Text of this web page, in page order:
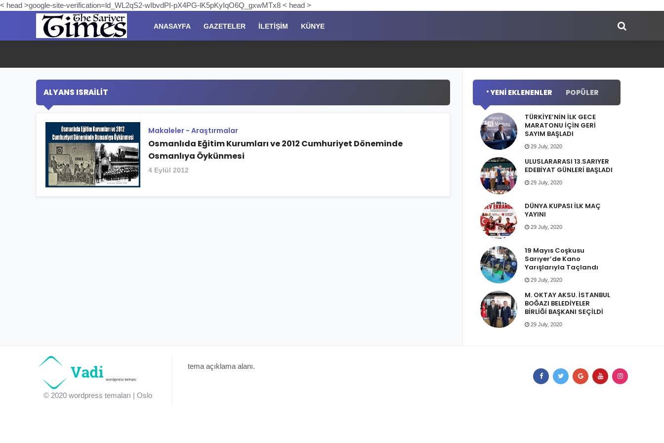
< head >google-site-verification=ld_WL2qS2-wIbvdPI-pX4PG-lK5pKyIqO6Q_gxwMTx8 < head >
ANASAYFA GAZETELER İLETIŞIM KÜNYE
ALYANS ISRAILIT
Makaleler - Araştırmalar
Osmanlıda Eğitim Kurumları ve 2012 Cumhuriyet Döneminde
Osmanlıya Öykünmesi
4 Eylül 2012
YENI EKLENENLER POPÜLER
TÜRKİYE’NİN İLK GECE
MARATONU İÇİN GERİ
SAYIM BAŞLADI
29 July, 2020
ULUSLARARASI 13.SARIYER
EDEBİYAT GÜNLERİ BAŞLADI
29 July, 2020
DÜNYA KUPASI İLK MAÇ
YAYINI
29 July, 2020
19 Mayıs Coşkusu
Sarıyer’de Kano
Yarışlarıyla Taçlandı
29 July, 2020
M. OKTAY AKSU. İSTANBUL
BOĞAZI BELEDİYELER
BİRLİĞİ BAŞKANI SEÇİLDİ
29 July, 2020
© 2020 wordpress temaları | Oslo
tema açıklama alanı.